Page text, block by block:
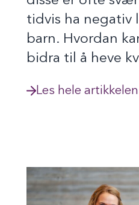
tidvis ha
barn. Hvordan
bidra til å heve
Les hele artikkelen